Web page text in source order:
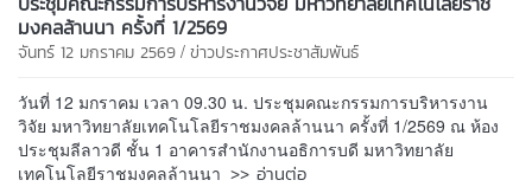
มงคลล้านนา ครั้งที่ 1/2569
จันทร์ 12 มกราคม 2569 / ข่าวประกาศประชาสัมพันธ์
วันที่ 12 มกราคม เวลา 09.30 น. ประชุมคณะกรรมการบริหารงาน
วิจัย มหาวิทยาลัยเทคโนโลยีราชมงคลล้านนา ครั้งที่ 1/2569 ณ ห้อง
ประชุมลีลาวดี ชั้น 1 อาคารสำนักงานอธิการบดี มหาวิทยาลัย
เทคโนโลยีราชมงคลล้านนา >> อ่านต่อ